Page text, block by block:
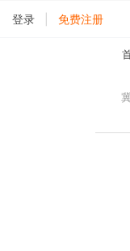
登录 免费注册